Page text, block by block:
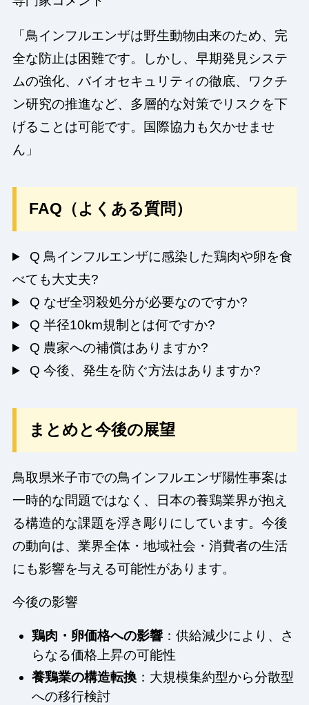
「鳥インフルエンザは野生動物由来のため、完
全な防止は困難です。しかし、早期発見システ
ムの強化、バイオセキュリティの徹底、ワクチ
ン研究の推進など、多層的な対策でリスクを下
げることは可能です。国際協力も欠かせませ
ん」
FAQ（よくある質問）
Q 鳥インフルエンザに感染した鶏肉や卵を食
べても大丈夫?
Q なぜ全羽殺処分が必要なのですか?
Q 半径10km規制とは何ですか?
Q 農家への補償はありますか?
Q 今後、発生を防ぐ方法はありますか?
まとめと今後の展望
鳥取県米子市での鳥インフルエンザ陽性事案は
一時的な問題ではなく、日本の養鶏業界が抱え
る構造的な課題を浮き彫りにしています。今後
の動向は、業界全体・地域社会・消費者の生活
にも影響を与える可能性があります。
今後の影響
鶏肉・卵価格への影響 ：供給減少により、さ
らなる価格上昇の可能性
養鶏業の構造転換 ：大規模集約型から分散型
への移行検討